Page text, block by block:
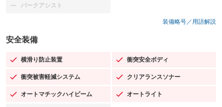
パークアシスト
：装備なし
装備略号／用語解説
安全装備
横滑り防止装置
：装備あり 衝突安全ボディ
：装備あり
衝突被害軽減システム
：装備あり クリアランスソナー
：装備あり
オートマチックハイビーム
：装備あり オートライト
：装備あり